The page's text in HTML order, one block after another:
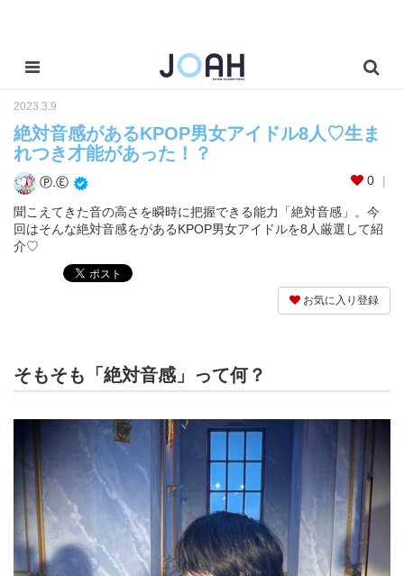
2023.3.9
絶対音感があるKPOP男女アイドル8人♡生ま
れつき才能があった！？
Ⓟ.Ⓔ 0
聞こえてきた音の高さを瞬時に把握できる能力「絶対音感」。今
回はそんな絶対音感をがあるKPOP男女アイドルを8人厳選して紹
介♡
お気に入り登録
そもそも「絶対音感」って何？